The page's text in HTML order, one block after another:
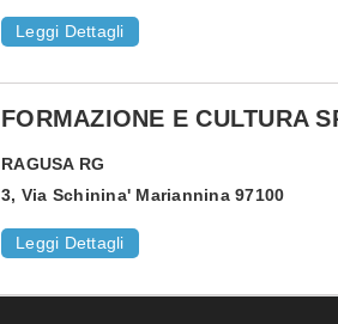
Leggi Dettagli
FORMAZIONE E CULTURA
RAGUSA RG
3, Via Schinina' Mariannina 97100
Leggi Dettagli